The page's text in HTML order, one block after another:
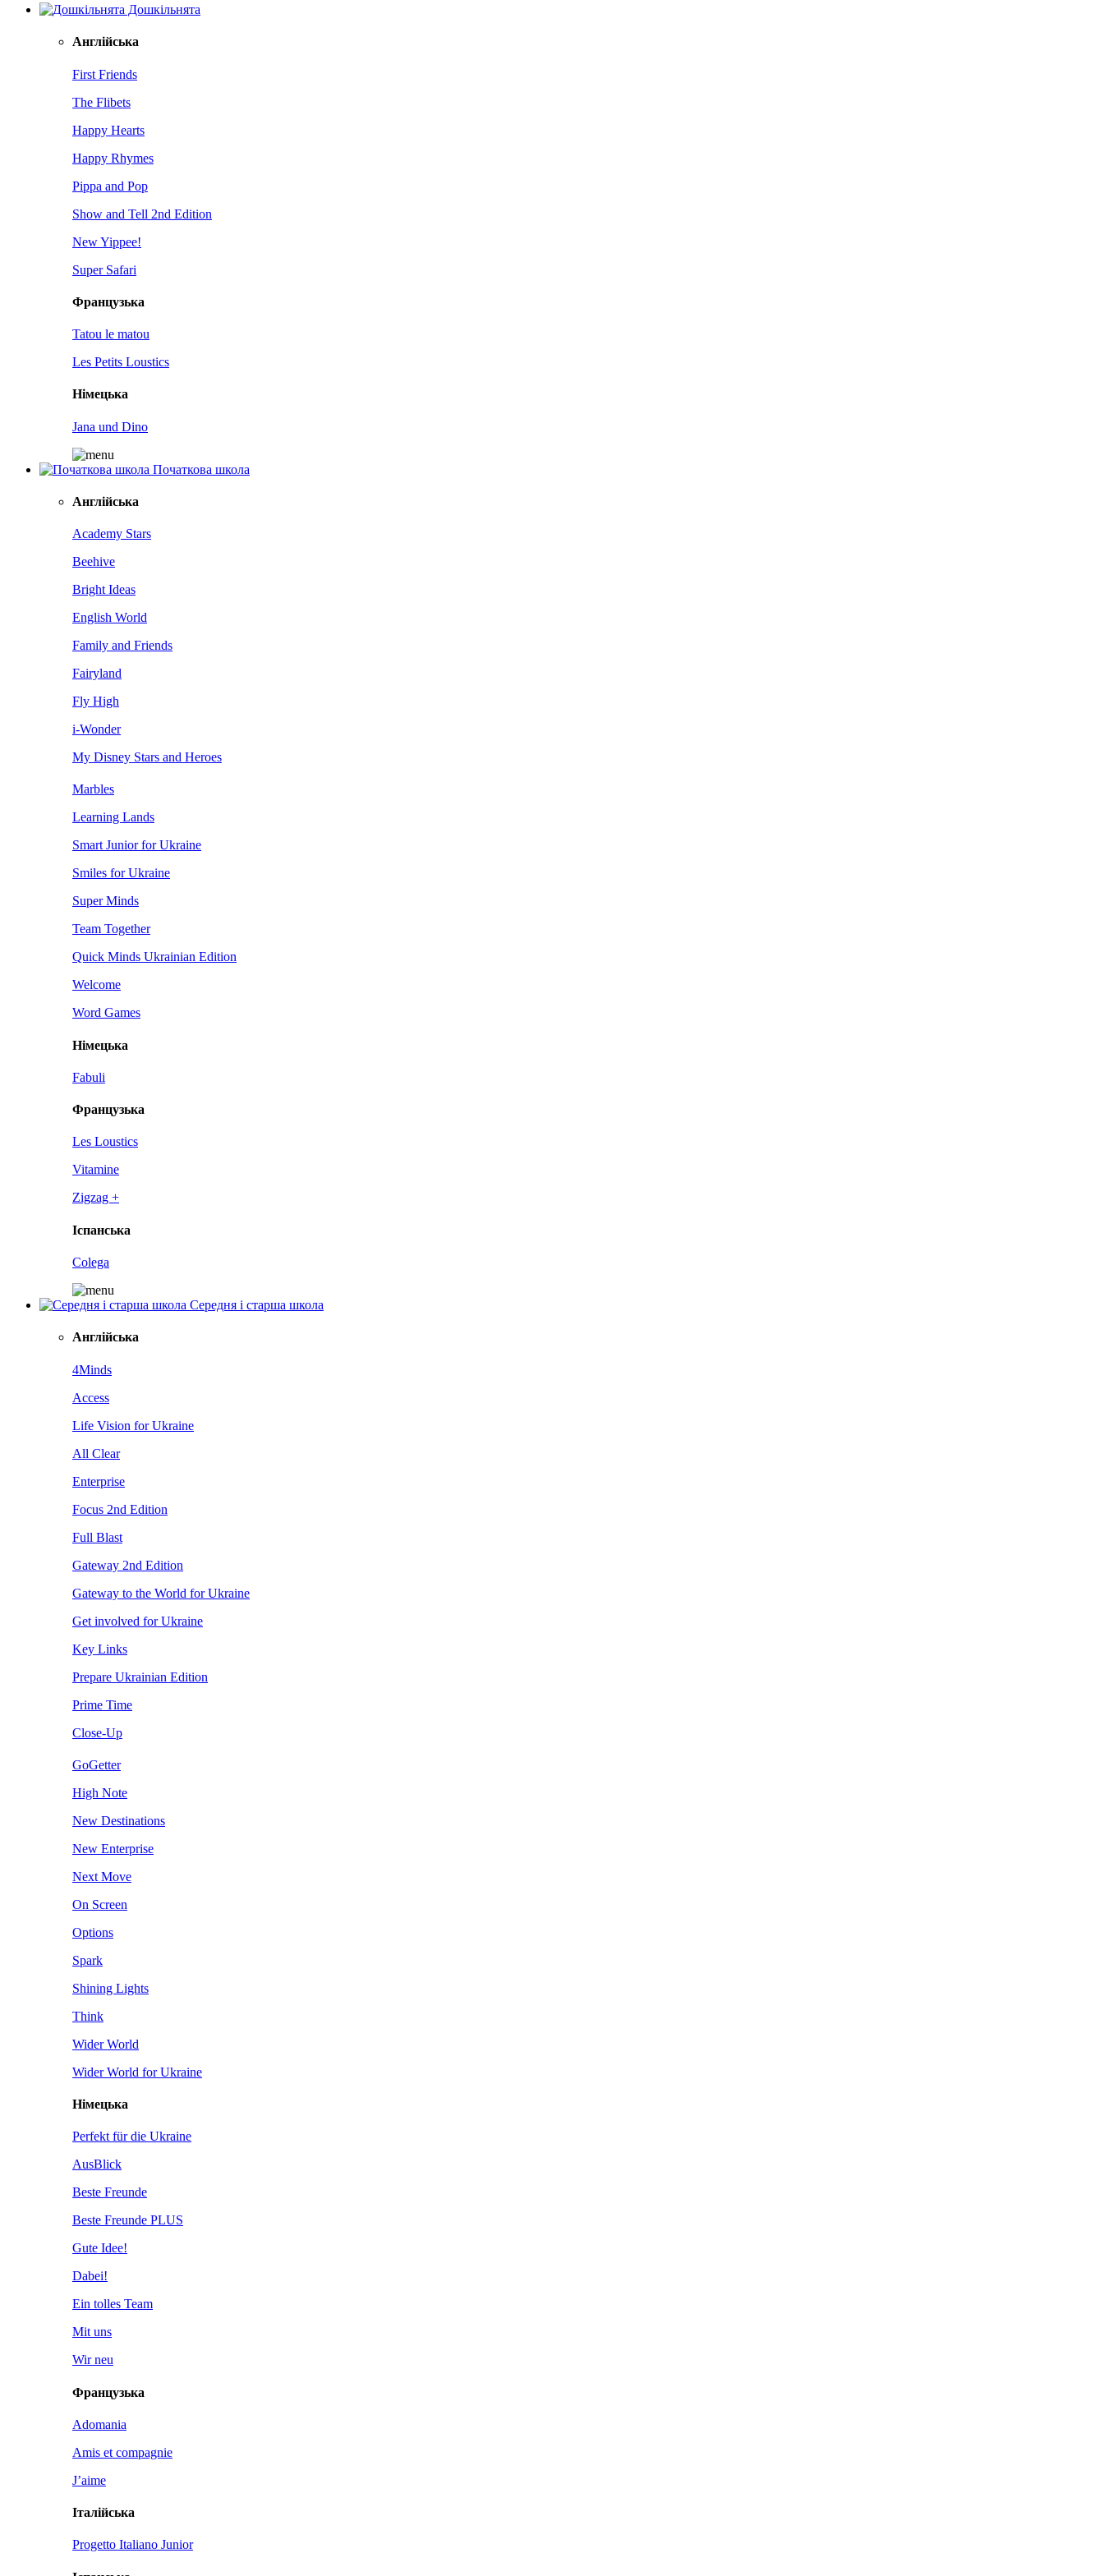
Дошкільнята
Англійська
First Friends
The Flibets
Happy Hearts
Happy Rhymes
Pippa and Pop
Show and Tell 2nd Edition
New Yippee!
Super Safari
Французька
Tatou le matou
Les Petits Loustics
Німецька
Jana und Dino
Початкова школа
Англійська
Academy Stars
Beehive
Bright Ideas
English World
Family and Friends
Fairyland
Fly High
i-Wonder
My Disney Stars and Heroes
Marbles
Learning Lands
Smart Junior for Ukraine
Smiles for Ukraine
Super Minds
Team Together
Quick Minds Ukrainian Edition
Welcome
Word Games
Німецька
Fabuli
Французька
Les Loustics
Vitamine
Zigzag +
Іспанська
Colega
Середня і старша школа
Англійська
4Minds
Access
Life Vision for Ukraine
All Clear
Enterprise
Focus 2nd Edition
Full Blast
Gateway 2nd Edition
Gateway to the World for Ukraine
Get involved for Ukraine
Key Links
Prepare Ukrainian Edition
Prime Time
Close-Up
GoGetter
High Note
New Destinations
New Enterprise
Next Move
On Screen
Options
Spark
Shining Lights
Think
Wider World
Wider World for Ukraine
Німецька
Perfekt für die Ukraine
AusBlick
Beste Freunde
Beste Freunde PLUS
Gute Idee!
Dabei!
Ein tolles Team
Mit uns
Wir neu
Французька
Adomania
Amis et compagnie
J’aime
Італійська
Progetto Italiano Junior